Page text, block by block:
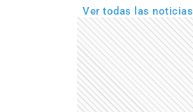
Ver todas las noticias